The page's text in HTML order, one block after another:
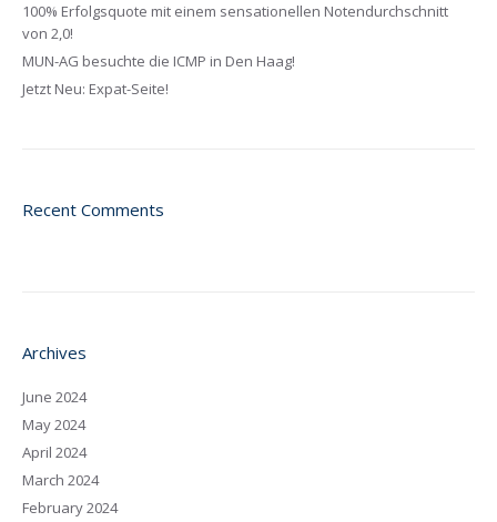
100% Erfolgsquote mit einem sensationellen Notendurchschnitt
von 2,0!
MUN-AG besuchte die ICMP in Den Haag!
Jetzt Neu: Expat-Seite!
Recent Comments
Archives
June 2024
May 2024
April 2024
March 2024
February 2024